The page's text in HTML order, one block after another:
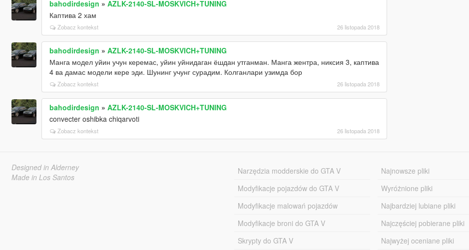
bahodirdesign » AZLK-2140-SL-MOSKVICH+TUNING
Каптива 2 хам
Zobacz kontekst 26 listopada 2018
bahodirdesign » AZLK-2140-SL-MOSKVICH+TUNING
Манга модел уйин учун керемас, уйин уйнидаган ёшдан утганман. Манга жентра, никсия 3, каптива
4 ва дамас модели кере эди. Шунинг учунг сурадим. Колганлари узимда бор
Zobacz kontekst 26 listopada 2018
bahodirdesign » AZLK-2140-SL-MOSKVICH+TUNING
convecter oshibka chiqarvoti
Zobacz kontekst 26 listopada 2018
Designed in Alderney
Made in Los Santos
Narzędzia modderskie do GTA V
Modyfikacje pojazdów do GTA V
Modyfikacje malowań pojazdów
Modyfikacje broni do GTA V
Skrypty do GTA V
Najnowsze pliki
Wyróżnione pliki
Najbardziej lubiane pliki
Najczęściej pobierane pliki
Najwyżej oceniane pliki